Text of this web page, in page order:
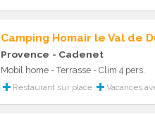
Camping Homair le Val de
Provence - Cadenet
Mobil home - Terrasse - Clim 4 pers.
Restaurant sur place Vacances